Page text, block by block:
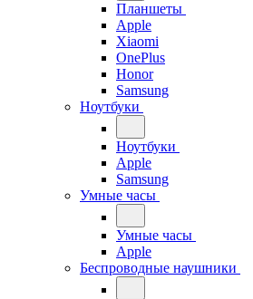
Планшеты
Apple
Xiaomi
OnePlus
Honor
Samsung
Ноутбуки
Ноутбуки
Apple
Samsung
Умные часы
Умные часы
Apple
Беспроводные наушники